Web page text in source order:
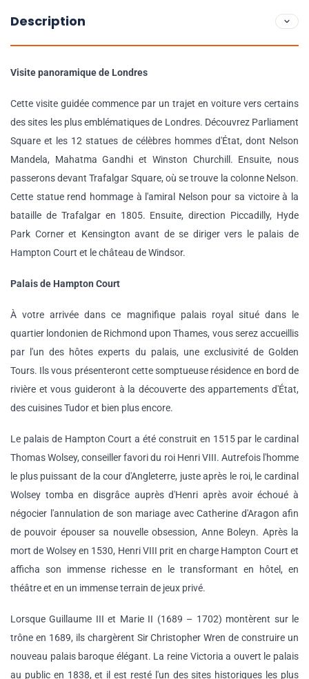
Description
Visite panoramique de Londres
Cette visite guidée commence par un trajet en voiture vers certains
des sites les plus emblématiques de Londres. Découvrez Parliament
Square et les 12 statues de célèbres hommes d'État, dont Nelson
Mandela, Mahatma Gandhi et Winston Churchill. Ensuite, nous
passerons devant Trafalgar Square, où se trouve la colonne Nelson.
Cette statue rend hommage à l'amiral Nelson pour sa victoire à la
bataille de Trafalgar en 1805. Ensuite, direction Piccadilly, Hyde
Park Corner et Kensington avant de se diriger vers le palais de
Hampton Court et le château de Windsor.
Palais de Hampton Court
À votre arrivée dans ce magnifique palais royal situé dans le
quartier londonien de Richmond upon Thames, vous serez accueillis
par l'un des hôtes experts du palais, une exclusivité de Golden
Tours. Ils vous présenteront cette somptueuse résidence en bord de
rivière et vous guideront à la découverte des appartements d'État,
des cuisines Tudor et bien plus encore.
Le palais de Hampton Court a été construit en 1515 par le cardinal
Thomas Wolsey, conseiller favori du roi Henri VIII. Autrefois l'homme
le plus puissant de la cour d'Angleterre, juste après le roi, le cardinal
Wolsey tomba en disgrâce auprès d'Henri après avoir échoué à
négocier l'annulation de son mariage avec Catherine d'Aragon afin
de pouvoir épouser sa nouvelle obsession, Anne Boleyn. Après la
mort de Wolsey en 1530, Henri VIII prit en charge Hampton Court et
afficha son immense richesse en le transformant en hôtel, en
théâtre et en un immense terrain de jeux privé.
Lorsque Guillaume III et Marie II (1689 – 1702) montèrent sur le
trône en 1689, ils chargèrent Sir Christopher Wren de construire un
nouveau palais baroque élégant. La reine Victoria a ouvert le palais
au public en 1838, et il est resté l'un des sites historiques les plus